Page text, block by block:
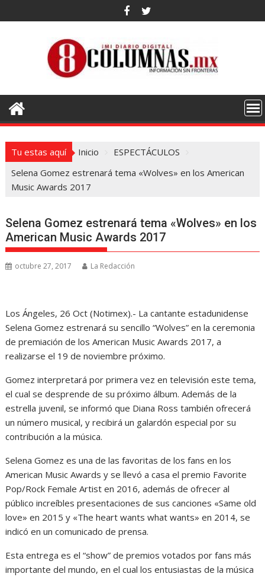
al
Tu estas aquí Inicio
ESPECTÁCULOS
Selena Gomez estrenará tema «Wolves» en los American
Music Awards 2017
Selena Gomez estrenará tema «Wolves» en los
American Music Awards 2017
octubre 27, 2017 La Redacción
Los Ángeles, 26 Oct (Notimex).- La cantante estadunidense
Selena Gomez estrenará su sencillo “Wolves” en la ceremonia
de premiación de los American Music Awards 2017, a
realizarse el 19 de noviembre próximo.
Gomez interpretará por primera vez en televisión este tema,
el cual se desprende de su próximo álbum. Además de la
estrella juvenil, se informó que Diana Ross también ofrecerá
un número musical, y recibirá un galardón especial por su
contribución a la música.
Selena Gomez es una de las favoritas de los fans en los
American Music Awards y se llevó a casa el premio Favorite
Pop/Rock Female Artist en 2016, además de ofrecer al
público increíbles presentaciones de sus canciones «Same old
love» en 2015 y «The heart wants what wants» en 2014, se
indicó en un comunicado de prensa.
Esta entrega es el “show” de premios votados por fans más
importante del mundo, en el cual los entusiastas de la música